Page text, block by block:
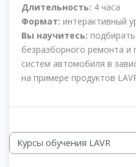
Длительность: 4 часа
Формат: интерактивный
Вы научитесь:
безразборного ремонта
систем автомобиля в
на примере продуктов
Категории курсов